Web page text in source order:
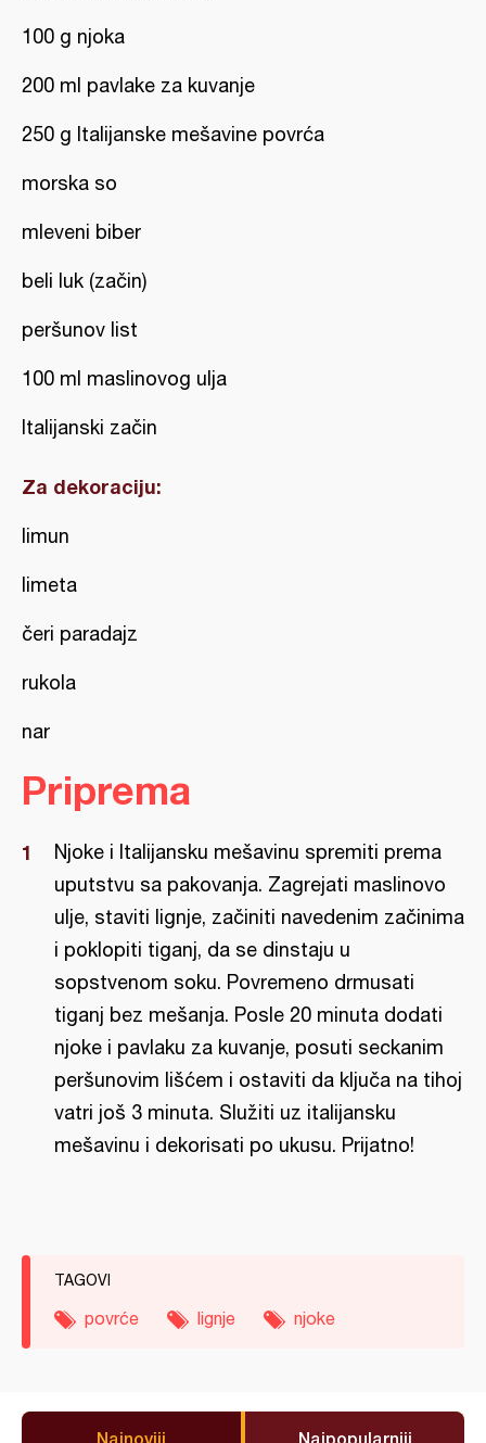
100 g njoka
200 ml pavlake za kuvanje
250 g Italijanske mešavine povrća
morska so
mleveni biber
beli luk (začin)
peršunov list
100 ml maslinovog ulja
Italijanski začin
Za dekoraciju:
limun
limeta
čeri paradajz
rukola
nar
Priprema
Njoke i Italijansku mešavinu spremiti prema
uputstvu sa pakovanja. Zagrejati maslinovo
ulje, staviti lignje, začiniti navedenim začinima
i poklopiti tiganj, da se dinstaju u
sopstvenom soku. Povremeno drmusati
tiganj bez mešanja. Posle 20 minuta dodati
njoke i pavlaku za kuvanje, posuti seckanim
peršunovim lišćem i ostaviti da ključa na tihoj
vatri još 3 minuta. Služiti uz italijansku
mešavinu i dekorisati po ukusu. Prijatno!
TAGOVI
povrće lignje njoke
Najnoviji Najpopularniji